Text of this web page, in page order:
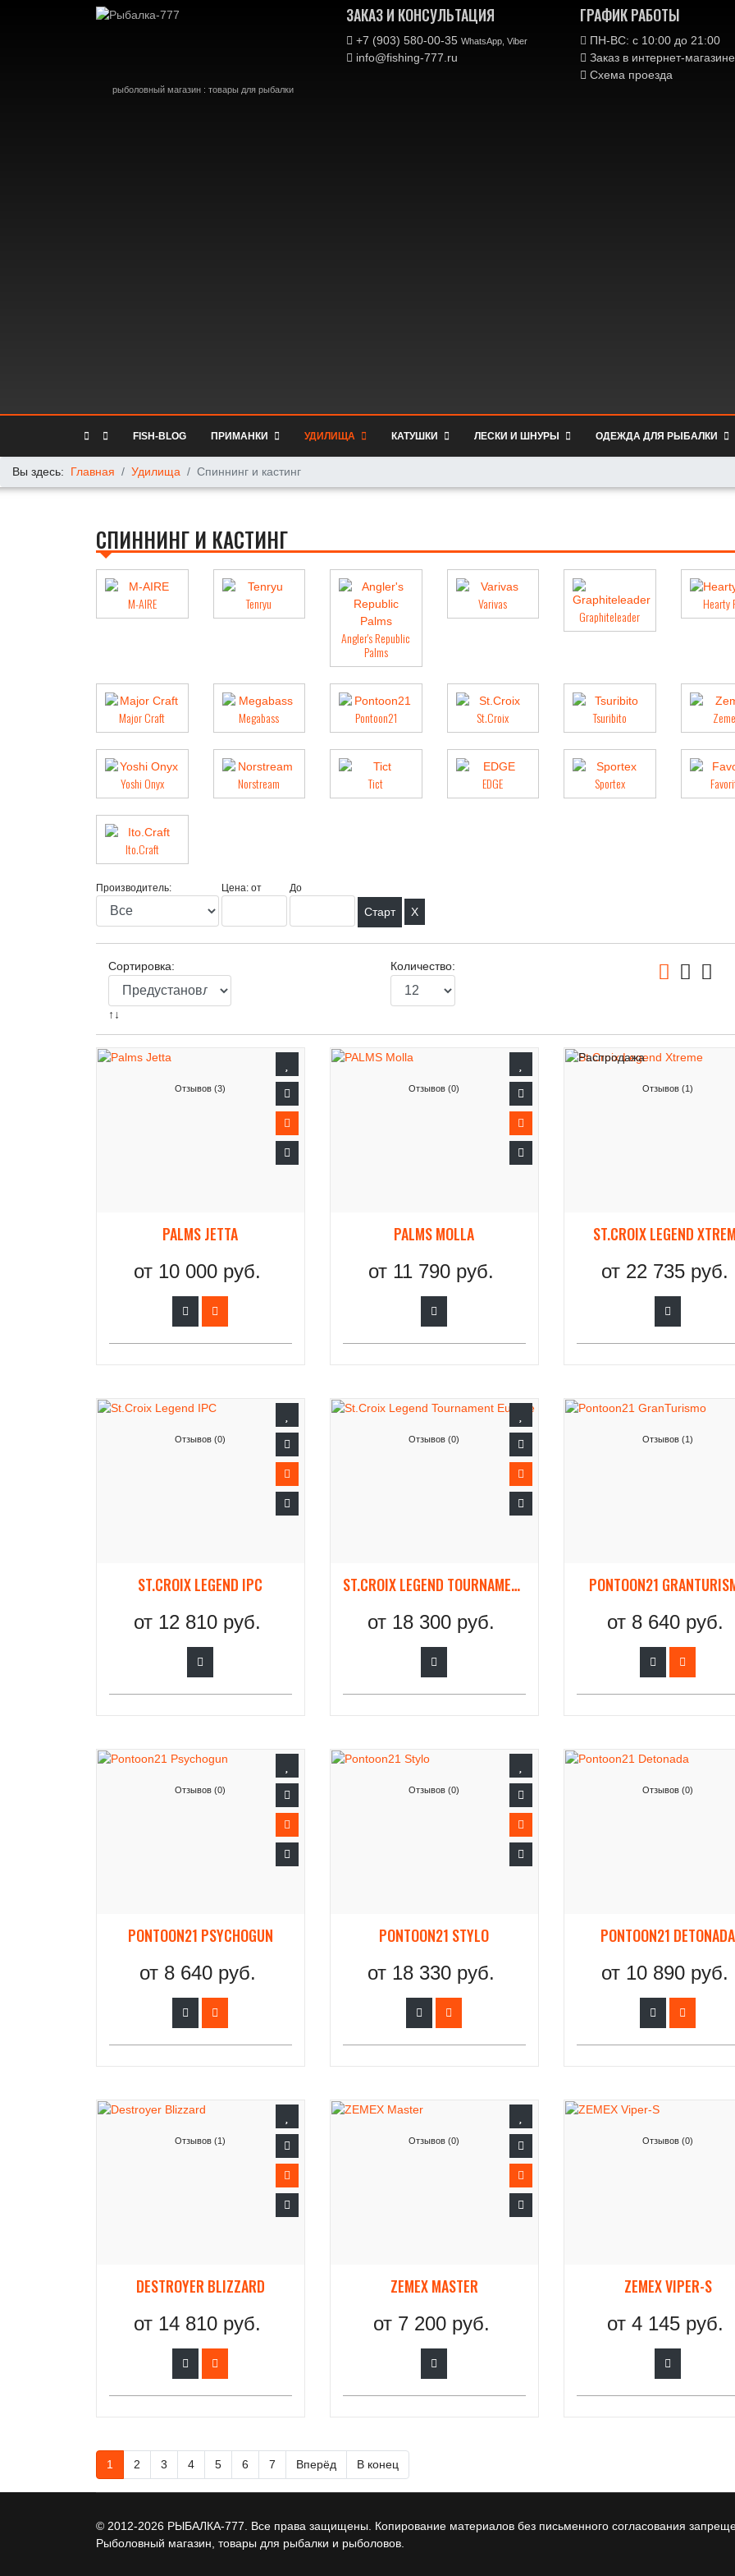
рыболовный магазин : товары для рыбалки
ЗАКАЗ И КОНСУЛЬТАЦИЯ
+7 (903) 580-00-35‬ WhatsApp, Viber
info@fishing-777.ru
ГРАФИК РАБОТЫ
ПН-ВС: с 10:00 до 21:00
Заказ в интернет-
Схема проезда
FISH-BLOG ПРИМАНКИ УДИЛИЩА КАТУШКИ ЛЕСКИ И ШНУРЫ ОДЕЖДА ДЛЯ РЫБАЛКИ
Вы здесь: Главная Удилища Спиннинг и кастинг
СПИННИНГ И КАСТИНГ
M-AIRE
Tenryu
Angler's Republic
Palms
Varivas
Graphiteleader
Hearty
Major Craft Megabass Pontoon21 St.Croix Tsuribito
Yoshi Onyx Norstream Tict EDGE Sportex
Ito.Craft
Производитель: Цена: от До
X
Сортировка:
↑↓
Количество:
Отзывов (3)
PALMS JETTA
от 10 000 руб.
Отзывов (0)
PALMS MOLLA
от 11 790 руб.
Отзывов (1)
ST.CROIX LEGEND
от 22 735 руб.
Отзывов (0)
ST.CROIX LEGEND IPC
от 12 810 руб.
Отзывов (0)
ST.CROIX LEGEND TOURNAMENT EUROPE
от 18 300 руб.
Отзывов (1)
PONTOON21
от 8 640 руб.
Отзывов (0)
PONTOON21 PSYCHOGUN
от 8 640 руб.
Отзывов (0)
PONTOON21 STYLO
от 18 330 руб.
Отзывов (0)
PONTOON21 DETONADA
от 10 890 руб.
Отзывов (1)
DESTROYER BLIZZARD
от 14 810 руб.
Отзывов (0)
ZEMEX MASTER
от 7 200 руб.
Отзывов (0)
ZEMEX VIPER-S
от 4 145 руб.
1 2 3 4 5 6 7 Вперёд В конец
© 2012-2026 РЫБАЛКА-777. Все права защищены. Копирование материалов без письменного согласования
Рыболовный магазин, товары для рыбалки и рыболовов.